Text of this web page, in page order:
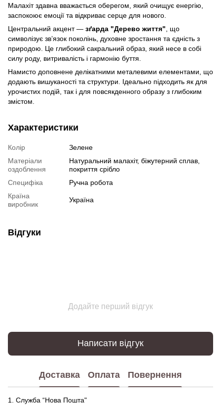
Малахіт здавна вважається оберегом, який очищує енергію,
заспокоює емоції та відкриває серце для нового.
Центральний акцент — зґарда "Дерево життя" , що
символізує зв’язок поколінь, духовне зростання та єдність з
природою. Це глибокий сакральний образ, який несе в собі
силу роду, витривалість і гармонію буття.
Намисто доповнене делікатними металевими елементами, що
додають вишуканості та структури. Ідеально підходить як для
урочистих подій, так і для повсякденного образу з глибоким
змістом.
Характеристики
Колір
Зелене
Матеріали
оздоблення
Натуральний малахіт, біжутерний сплав,
покриття срібло
Специфіка
Ручна робота
Країна
виробник
Україна
Відгуки
Додайте перший відгук
Написати відгук
Доставка Оплата Повернення
1. Служба “Нова Пошта"